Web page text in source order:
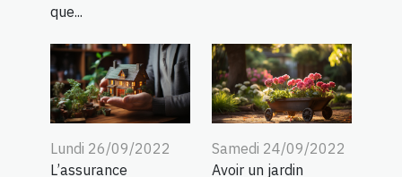
que...
Lundi 26/09/2022
L’assurance
Samedi 24/09/2022
Avoir un jardin